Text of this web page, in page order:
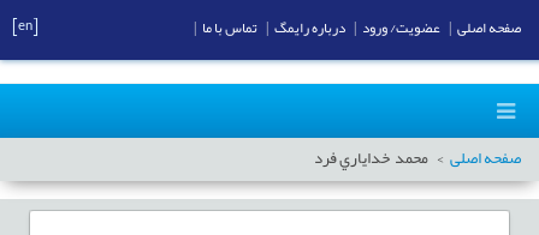
صفحه اصلی محمد خداياري فرد
صفحه اصلی عضویت/ ورود درباره رایمگ تماس با ما